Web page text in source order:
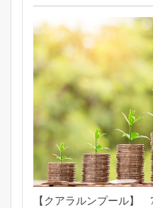
【クアラルンプール】